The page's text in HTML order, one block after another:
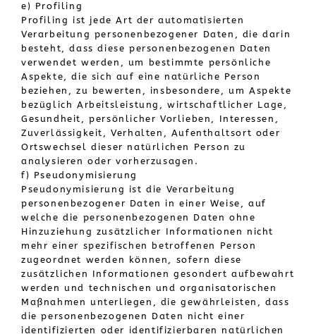
e) Profiling
Profiling ist jede Art der automatisierten
Verarbeitung personenbezogener Daten, die darin
besteht, dass diese personenbezogenen Daten
verwendet werden, um bestimmte persönliche
Aspekte, die sich auf eine natürliche Person
beziehen, zu bewerten, insbesondere, um Aspekte
bezüglich Arbeitsleistung, wirtschaftlicher Lage,
Gesundheit, persönlicher Vorlieben, Interessen,
Zuverlässigkeit, Verhalten, Aufenthaltsort oder
Ortswechsel dieser natürlichen Person zu
analysieren oder vorherzusagen.
f) Pseudonymisierung
Pseudonymisierung ist die Verarbeitung
personenbezogener Daten in einer Weise, auf
welche die personenbezogenen Daten ohne
Hinzuziehung zusätzlicher Informationen nicht
mehr einer spezifischen betroffenen Person
zugeordnet werden können, sofern diese
zusätzlichen Informationen gesondert aufbewahrt
werden und technischen und organisatorischen
Maßnahmen unterliegen, die gewährleisten, dass
die personenbezogenen Daten nicht einer
identifizierten oder identifizierbaren natürlichen